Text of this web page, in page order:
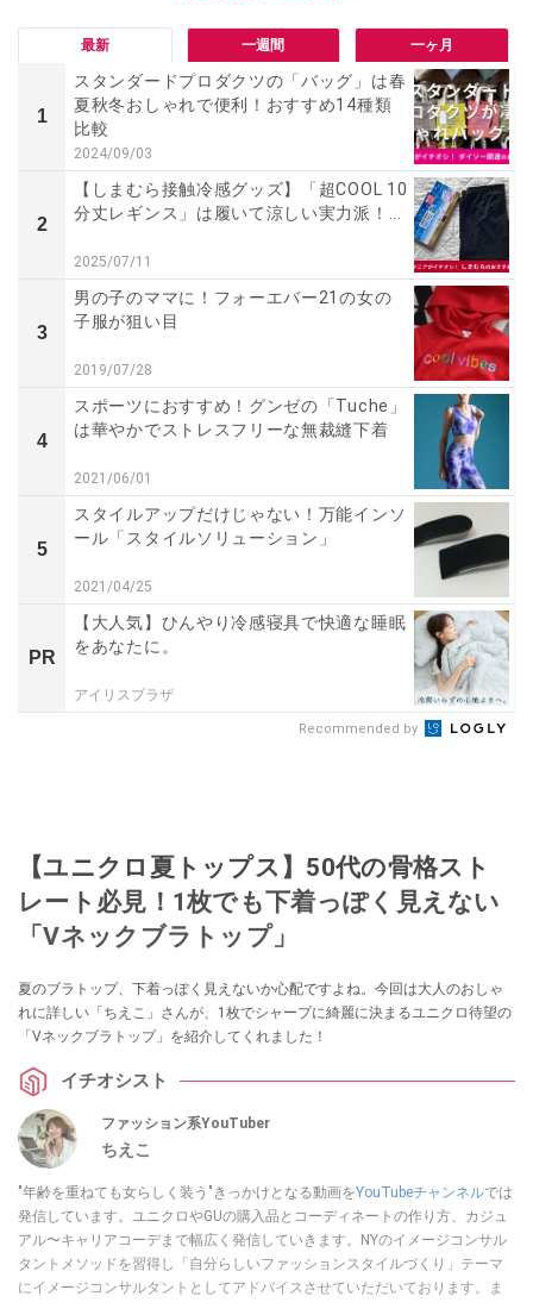
最新 一週間 一ヶ月
1
スタンダードプロダクツの「バッグ」は春
夏秋冬おしゃれで便利！おすすめ14種類
比較
2024/09/03
2
【しまむら接触冷感グッズ】「超COOL 10
分丈レギンス」は履いて涼しい実力派！...
2025/07/11
3
男の子のママに！フォーエバー21の女の
子服が狙い目
2019/07/28
4
スポーツにおすすめ！グンゼの「Tuche」
は華やかでストレスフリーな無裁縫下着
2021/06/01
5
スタイルアップだけじゃない！万能インソ
ール「スタイルソリューション」
2021/04/25
PR
【大人気】ひんやり冷感寝具で快適な睡眠
をあなたに。
アイリスプラザ
Recommended by
【ユニクロ夏トップス】50代の骨格スト
レート必見！1枚でも下着っぽく見えない
「Vネックブラトップ」
夏のブラトップ、下着っぽく見えないか心配ですよね。今回は大人のおしゃ
れに詳しい「ちえこ」さんが、1枚でシャープに綺麗に決まるユニクロ待望の
「Vネックブラトップ」を紹介してくれました！
イチオシスト
ファッション系YouTuber
ちえこ
"年齢を重ねても女らしく装う"きっかけとなる動画をYouTubeチャンネルでは
発信しています。ユニクロやGUの購入品とコーディネートの作り方、カジュ
アル〜キャリアコーデまで幅広く発信していきます。NYのイメージコンサル
タントメソッドを習得し「自分らしいファッションスタイルづくり」テーマ
にイメージコンサルタントとしてアドバイスさせていただいております。ま